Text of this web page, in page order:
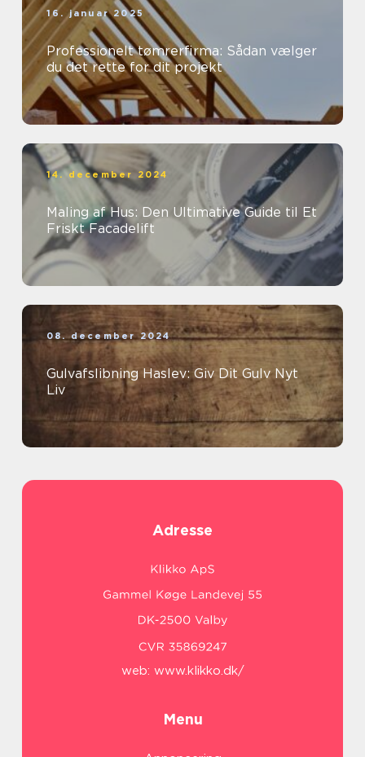
16. januar 2025
Professionelt tømrerfirma: Sådan vælger
du det rette for dit projekt
14. december 2024
Maling af Hus: Den Ultimative Guide til Et
Friskt Facadelift
08. december 2024
Gulvafslibning Haslev: Giv Dit Gulv Nyt
Liv
Adresse
web: www.klikko.dk/
Menu